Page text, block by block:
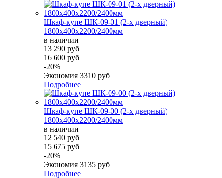
Шкаф-купе ШК-09-01 (2-х дверный)
1800х400х2200/2400мм
в наличии
13 290 руб
16 600 руб
-20%
Экономия 3310 руб
Подробнее
Шкаф-купе ШК-09-00 (2-х дверный)
1800х400х2200/2400мм
в наличии
12 540 руб
15 675 руб
-20%
Экономия 3135 руб
Подробнее